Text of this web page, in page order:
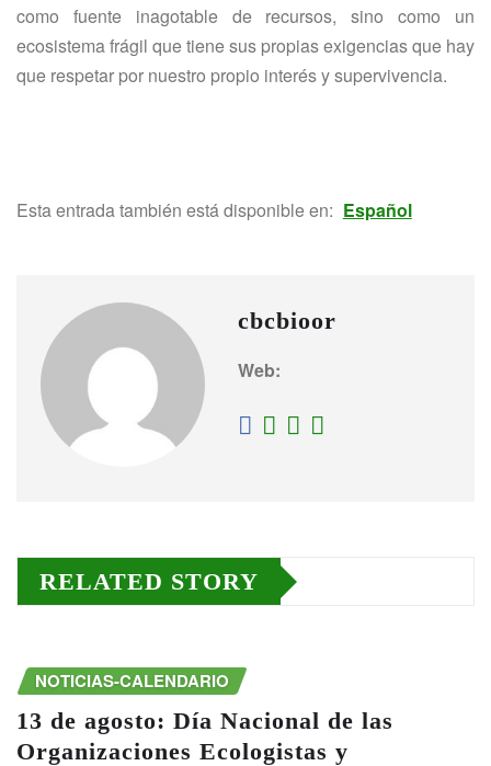
como fuente inagotable de recursos, sino como un
ecosistema frágil que tiene sus propias exigencias que hay
que respetar por nuestro propio interés y supervivencia.
Esta entrada también está disponible en: Español
cbcbioor
Web:
RELATED STORY
NOTICIAS-CALENDARIO
13 de agosto: Día Nacional de las
Organizaciones Ecologistas y